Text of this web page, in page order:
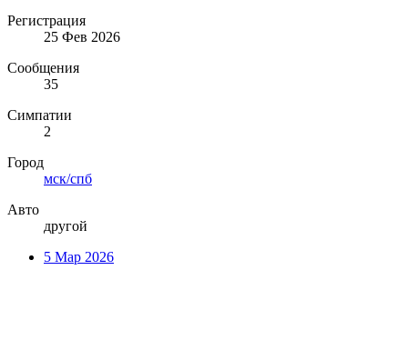
Регистрация
25 Фев 2026
Сообщения
35
Симпатии
2
Город
мск/спб
Авто
другой
5 Мар 2026